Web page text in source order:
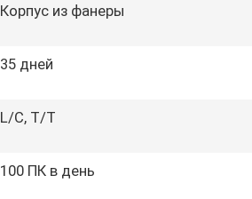
Корпус из фанеры
35 дней
L/C, T/T
100 ПК в день